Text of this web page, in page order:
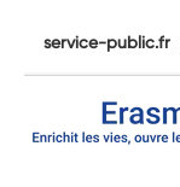
service-public.fr